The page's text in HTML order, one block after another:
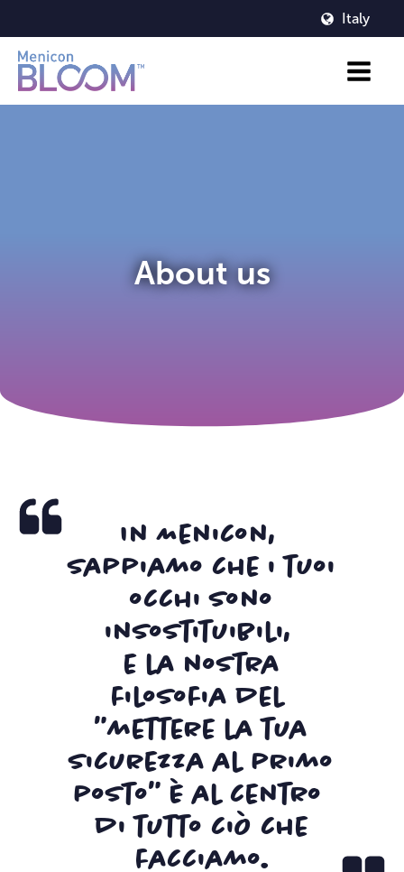
Italy
About us
In Menicon,
sappiamo che i tuoi
occhi sono
insostituibili,
e la nostra
filosofia del
"mettere la tua
sicurezza al primo
posto" è al centro
di tutto ciò che
facciamo.